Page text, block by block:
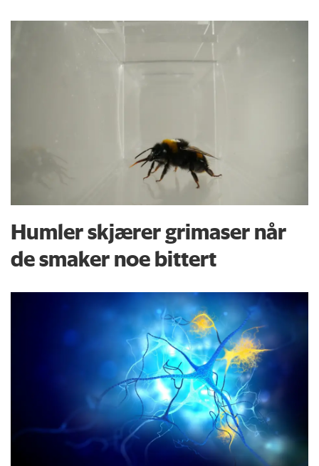
Humler skjærer grimaser når
de smaker noe bittert